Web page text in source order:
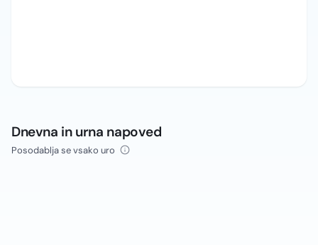
Dnevna in urna napoved
Posodablja se vsako uro